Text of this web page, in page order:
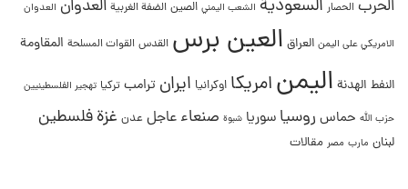
الحرب الحصار السعودية الشعب اليمني الصين الضفة الغربية العدوان العدوان
الامريكي على اليمن العراق العين برس القدس القوات المسلحة المقاومة
النفط الهدنة اليمنامريكا اوكرانيا ايران ترامب تركيا تهجير الفلسطينيين
حزب الله حماس روسيا سوريا شبوة صنعاء عاجل عدن غزةفلسطين
لبنان مارب مصر مقالات